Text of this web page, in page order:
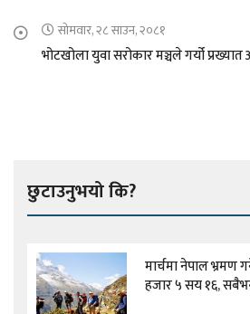
सोमवार, २८ साउन, २०८१
भोटखोला युवा सरोकार मञ्चले गर्यो
छुटाउनुभयो कि?
मार्चमा नेपाल भ्रमण
हजार ५ सय १६,